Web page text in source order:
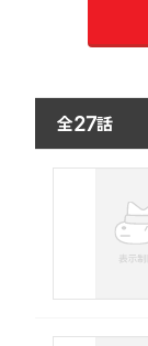
全27話